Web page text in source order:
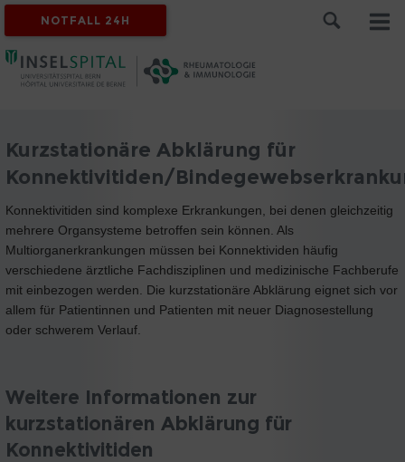
NOTFALL 24H
Kurzstationäre Abklärung für
Konnektivitiden/
Konnektivitiden sind komplexe Erkrankungen, bei denen gleichzeitig
mehrere Organsysteme betroffen sein können. Als
Multiorganerkrankungen müssen bei Konnektividen häufig
verschiedene ärztliche Fachdisziplinen und medizinische Fachberufe
mit einbezogen werden. Die kurzstationäre Abklärung eignet sich vor
allem für Patientinnen und Patienten mit neuer Diagnosestellung
oder schwerem Verlauf.
Weitere Informationen zur
kurzstationären Abklärung für
Konnektivitiden